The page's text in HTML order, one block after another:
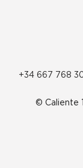
+34 667 768
© Caliente